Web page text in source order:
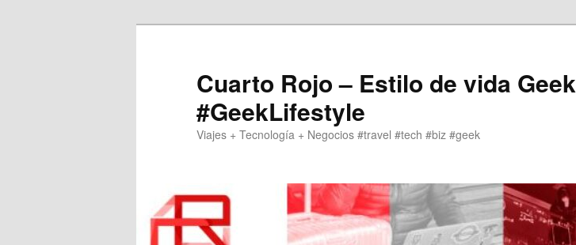
Cuarto Rojo – Estilo de vida Geek
#GeekLifestyle
Viajes + Tecnología + Negocios #travel #tech #biz #geek